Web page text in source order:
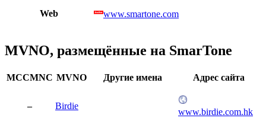
Web www.smartone.com
MVNO, размещённые на SmarTone
MCCMNC MVNO Другие имена Адрес сайта
– Birdie
www.birdie.com.hk